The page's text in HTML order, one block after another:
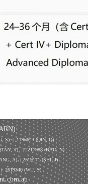
S)| 1796643 (QIN, Q)
(TAN, T) | 2217988 (BAO, N)
A) | 2519171 (SHI, J)
2619340 (WU, S)